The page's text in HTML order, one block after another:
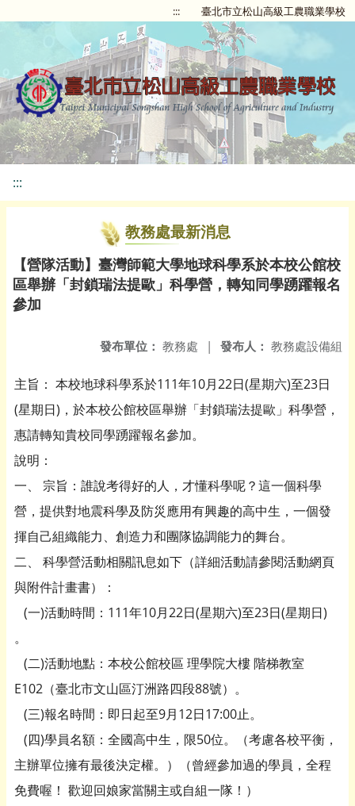
::: 臺北市立松山高級工農職業學校
:::
教務處最新消息
【營隊活動】臺灣師範大學地球科學系於本校公館校
區舉辦「封鎖瑞法提歐」科學營，轉知同學踴躍報名
參加
發布人： 教務處設備組
發布單位： 教務處 |
主旨： 本校地球科學系於111年10月22日(星期六)至23日
(星期日)，於本校公館校區舉辦「封鎖瑞法提歐」科學營，
惠請轉知貴校同學踴躍報名參加。
說明：
一、 宗旨：誰說考得好的人，才懂科學呢？這一個科學
營，提供對地震科學及防災應用有興趣的高中生，一個發
揮自己組織能力、創造力和團隊協調能力的舞台。
二、 科學營活動相關訊息如下（詳細活動請參閱活動網頁
與附件計畫書）：
(一)活動時間：111年10月22日(星期六)至23日(星期日)
。
(二)活動地點：本校公館校區 理學院大樓 階梯教室
E102（臺北市文山區汀洲路四段88號）。
(三)報名時間：即日起至9月12日17:00止。
(四)學員名額：全國高中生，限50位。（考慮各校平衡，
主辦單位擁有最後決定權。）（曾經參加過的學員，全程
免費喔！ 歡迎回娘家當關主或自組一隊！）